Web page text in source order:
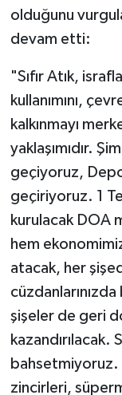
olduğunu
devam etti:
"Sıfır Atık,
kullanımını,
kalkınmayı
yaklaşımıdır.
geçiyoruz,
geçiriyoruz. 1
kurulacak DOA
hem
atacak, her
şişeler de geri
bahsetmiyoruz.
zincirleri,